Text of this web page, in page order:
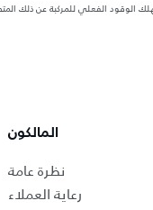
الوقود الفعلي للمركبة عن ذلك
المالكون
نظرة عامة
رعاية العملاء